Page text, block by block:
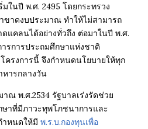
ในปี พ.ศ. 2495 โดยกระทรวง
าดงบประมาณ ทำให้ไม่สามารถ
แคลนได้อย่างทั่วถึง ต่อมาในปี พ.ศ.
รการประถมศึกษาแห่งชาติ
ครงการนี้ จึงกำหนดนโยบายให้ทุก
หารกลางวัน
ณ พ.ศ.2534 รัฐบาลเร่งรัดช่วย
ษาที่มีภาวะทุพโภชนาการและ
หนดให้มี พ.ร.บ.กองทุนเพื่อ